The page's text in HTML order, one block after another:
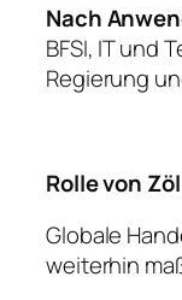
Nach
BFSI, IT und
Regierung
Rolle von
Globale
weiterhin